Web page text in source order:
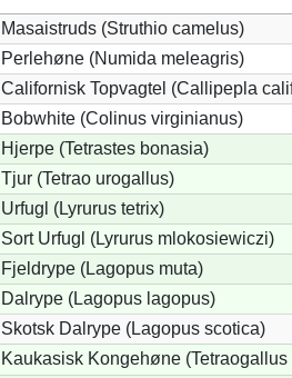
Masaistruds (Struthio camelus)
Perlehøne (Numida meleagris)
Californisk Topvagtel (Callipepla
Bobwhite (Colinus virginianus)
Hjerpe (Tetrastes bonasia)
Tjur (Tetrao urogallus)
Urfugl (Lyrurus tetrix)
Sort Urfugl (Lyrurus mlokosiewiczi)
Fjeldrype (Lagopus muta)
Dalrype (Lagopus lagopus)
Skotsk Dalrype (Lagopus scotica)
Kaukasisk Kongehøne